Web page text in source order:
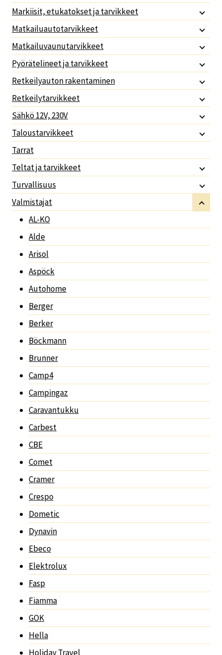
Markiisit, etukatokset ja tarvikkeet
Matkailuautotarvikkeet
Matkailuvaunutarvikkeet
Pyörätelineet ja tarvikkeet
Retkeilyauton rakentaminen
Retkeilytarvikkeet
Sähkö 12V, 230V
Taloustarvikkeet
Tarrat
Teltat ja tarvikkeet
Turvallisuus
Valmistajat
AL-KO
Alde
Arisol
Aspöck
Autohome
Berger
Berker
Böckmann
Brunner
Camp4
Campingaz
Caravantukku
Carbest
CBE
Comet
Cramer
Crespo
Dometic
Dynavin
Ebeco
Elektrolux
Fasp
Fiamma
GOK
Hella
Holiday Travel